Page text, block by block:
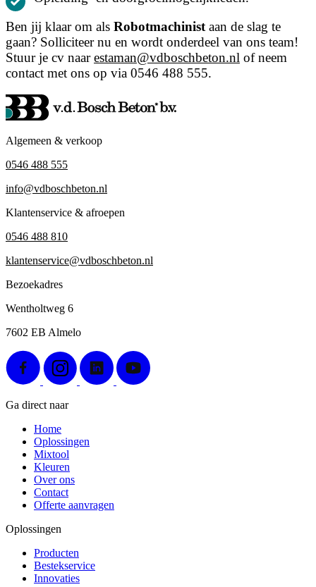
Ben jij klaar om als Robotmachinist aan de slag te
gaan? Solliciteer nu en wordt onderdeel van ons team!
Stuur je cv naarestaman@vdboschbeton.nl of neem
contact met ons op via 0546 488 555.
Algemeen & verkoop
0546 488 555
info@vdboschbeton.nl
Klantenservice & afroepen
0546 488 810
klantenservice@vdboschbeton.nl
Bezoekadres
Wentholtweg 6
7602 EB Almelo
Ga direct naar
Home
Oplossingen
Mixtool
Kleuren
Over ons
Contact
Offerte aanvragen
Oplossingen
Producten
Bestekservice
Innovaties